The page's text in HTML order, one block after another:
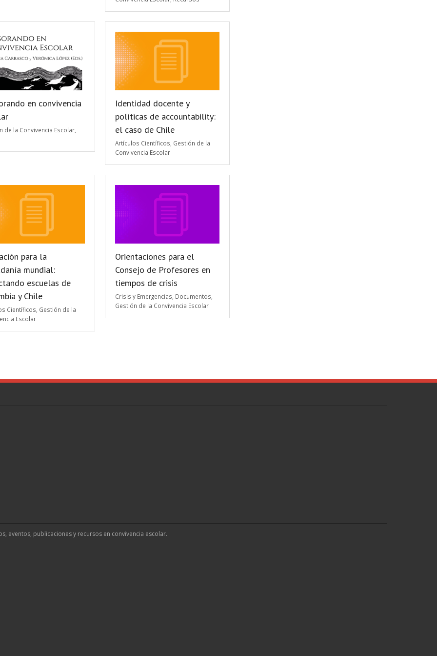
en convivencia
de la Convivencia Escolar,
Identidad docente y
políticas de accountability:
el caso de Chile
Artículos Científicos Gestión de la
Convivencia Escolar
para la
mundial:
escuelas de
y Chile
Científicos Gestión de la
Escolar
Orientaciones para el
Consejo de Profesores en
tiempos de crisis
Crisis y Emergencias Documentos
Gestión de la Convivencia Escolar
eventos, publicaciones y recursos en convivencia escolar.